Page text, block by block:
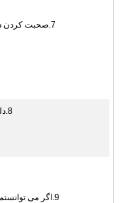
7.صحبت کردن در مقابل گروه برایم خیلی دشوار است .
8.دلم می خواست جوانتر بودم.
9.اگر می توانستم خیلی از ویژگی هایم را عوض می کردم.